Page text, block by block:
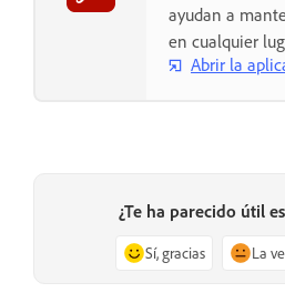
ayudan a
en cualquier
Abrir la
¿Te ha parecido útil
Sí, gracias La